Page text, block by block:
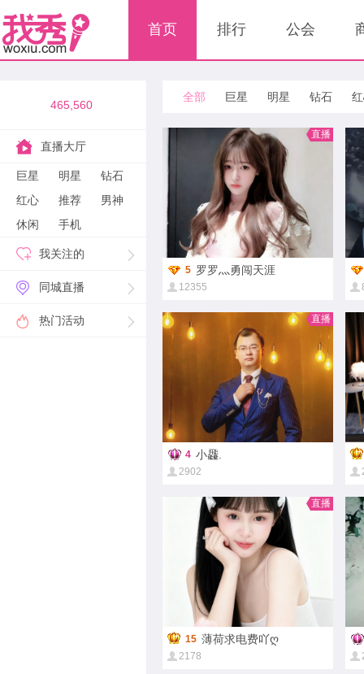
首页 排行 公会
465,560
直播大厅
巨星 明星
钻石
红心
推荐
男神
休闲
手机
我关注的
同城直播
热门活动
全部 巨星 明星 钻石
5 罗罗灬勇闯天涯
12355
直播
4 小飝.
2902
直播
15 薄荷求电费吖ღ
2178
直播